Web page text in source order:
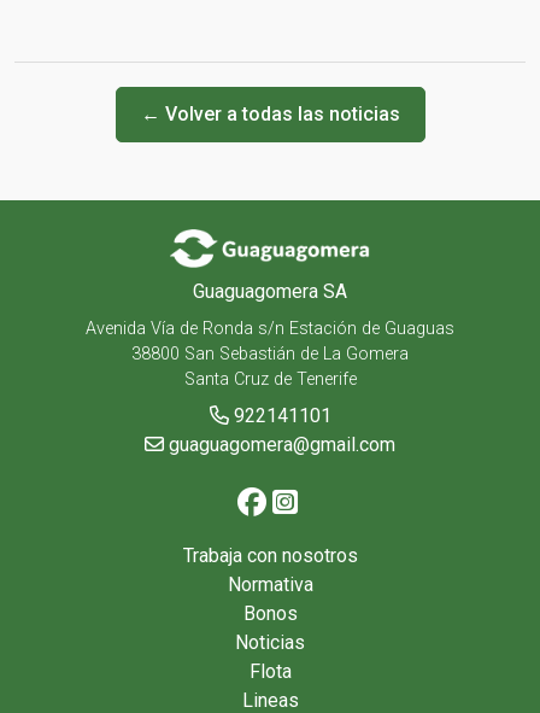
← Volver a todas las noticias
Guaguagomera SA
Avenida Vía de Ronda s/n Estación de Guaguas
38800 San Sebastián de La Gomera
Santa Cruz de Tenerife
922141101
guaguagomera@gmail.com
Trabaja con nosotros
Normativa
Bonos
Noticias
Flota
Lineas